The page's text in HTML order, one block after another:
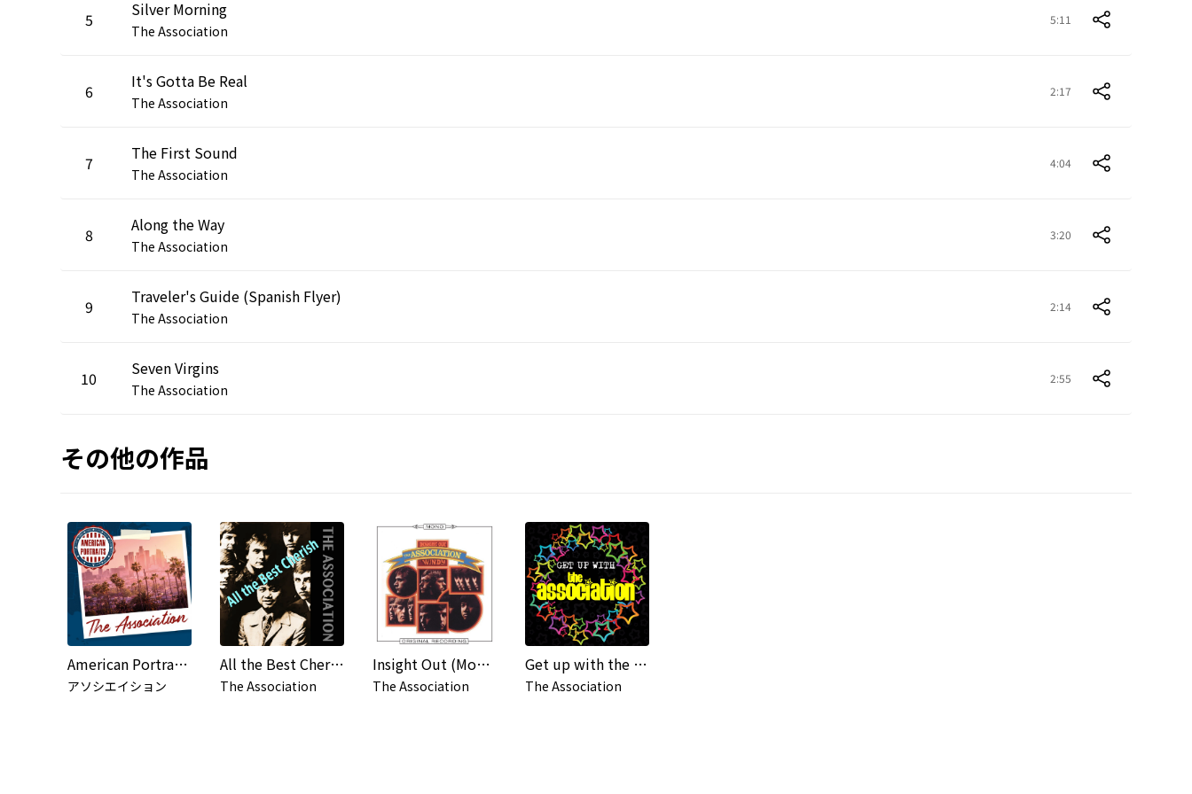
5 Silver Morning
The Association
5:11
6 It's Gotta Be Real
The Association
2:17
7 The First Sound
The Association
4:04
8 Along the Way
The Association
3:20
9 Traveler's Guide (Spanish Flyer)
The Association
2:14
10 Seven Virgins
The Association
2:55
その他の作品
American Portraits: The Association
アソシエイション
All the Best Cherish (Re-Recording)
The Association
Insight Out (Mono)
The Association
Get up with the Association (Re-Recorded)
The Association